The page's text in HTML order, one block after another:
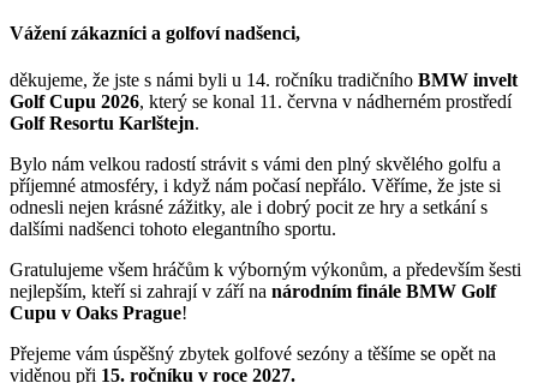
Vážení zákazníci a golfoví nadšenci,
děkujeme, že jste s námi byli u 14. ročníku tradičního BMW invelt
Golf Cupu 2026, který se konal 11. června v nádherném prostředí
Golf Resortu Karlštejn.
Bylo nám velkou radostí strávit s vámi den plný skvělého golfu a
příjemné atmosféry, i když nám počasí nepřálo. Věříme, že jste si
odnesli nejen krásné zážitky, ale i dobrý pocit ze hry a setkání s
dalšími nadšenci tohoto elegantního sportu.
Gratulujeme všem hráčům k výborným výkonům, a především šesti
nejlepším, kteří si zahrají v září na národním finále BMW Golf
Cupu v Oaks Prague!
Přejeme vám úspěšný zbytek golfové sezóny a těšíme se opět na
viděnou při 15. ročníku v roce 2027.